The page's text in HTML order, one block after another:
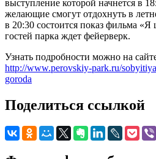
выступление которой начнется в
желающие смогут отдохнуть в
в 20:30 состоится показ фильма
гостей парка ждет фейерверк.
Узнать подробности можно на
http://www.perovskiy-park.ru/
goroda
Поделиться ссылкой